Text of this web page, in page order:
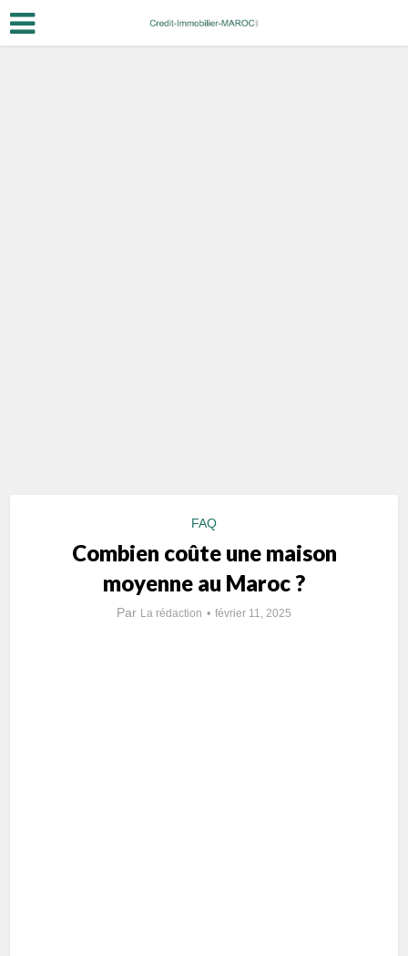
FAQ
Combien coûte une maison
moyenne au Maroc ?
Par La rédaction février 11, 2025